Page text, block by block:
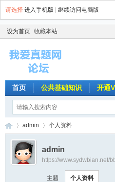
请选择 进入手机版 继续访问电脑版
设为首页 收藏本站
首页 公共基础知识 开通
›
admin 个人资料
admin
https://www.sydwbian.net/
主题 个人资料